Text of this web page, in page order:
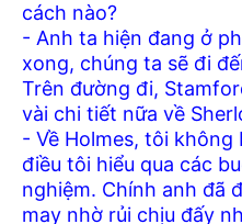
cách nào?
- Anh ta hiện đang ở
xong, chúng ta sẽ đi
Trên đường đi,
vài chi tiết nữa về
- Về Holmes, tôi
điều tôi hiểu qua các
nghiệm. Chính anh đã
may nhờ rủi chịu đấy